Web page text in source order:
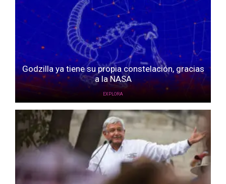
Godzilla ya tiene su propia constelación, gracias
a la NASA
EXPLORA